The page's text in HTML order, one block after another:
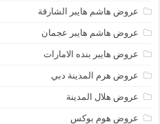
عروض هاشم هايبر الشارقة
عروض هاشم هايبر عجمان
عروض هايبر بنده الامارات
عروض هرم المدينة دبي
عروض هلال المدينة
عروض هوم بوكس